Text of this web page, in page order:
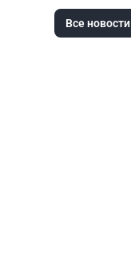
Все новости